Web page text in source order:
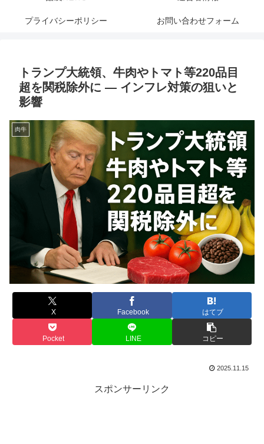
プライバシーポリシー お問い合わせフォーム
トランプ大統領、牛肉やトマト等220品目
超を関税除外に ― インフレ対策の狙いと
影響
肉牛
X Facebook はてブ
Pocket LINE コピー
2025.11.15
スポンサーリンク